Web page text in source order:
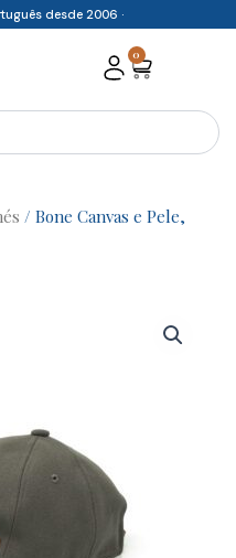
desde 2006 ·
0
Cart
/ Bone Canvas e Pele,